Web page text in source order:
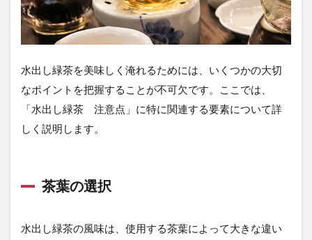
取り
扱い
3. 茶
葉の
管理
3.4
るた
めの
4
水出し緑茶を美味しく淹れるためには、いくつかの大切
なポイントを把握することが不可欠です。ここでは、
「水出し緑茶 注意点」に特に関連する要素について詳
しく説明します。
茶葉の選択
水出し緑茶の風味は、使用する茶葉によって大きな違い